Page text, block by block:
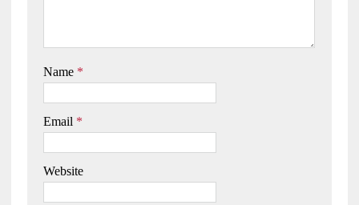
Name *
Email *
Website